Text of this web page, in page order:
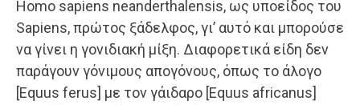
Homo sapiens neanderthalensis, ως υποείδος του
Sapiens, πρώτος ξάδελφος, γι’ αυτό και μπορούσε
να γίνει η γονιδιακή μίξη. Διαφορετικά είδη δεν
παράγουν γόνιμους απογόνους, όπως το άλογο
[Equus ferus] με τον γάιδαρο [Equus africanus]